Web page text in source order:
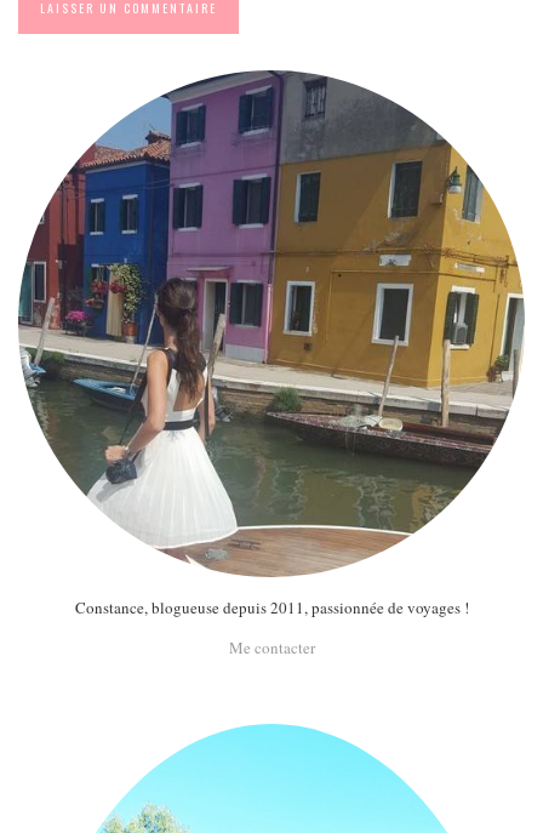
Constance, blogueuse depuis 2011, passionnée de voyages !
Me contacter